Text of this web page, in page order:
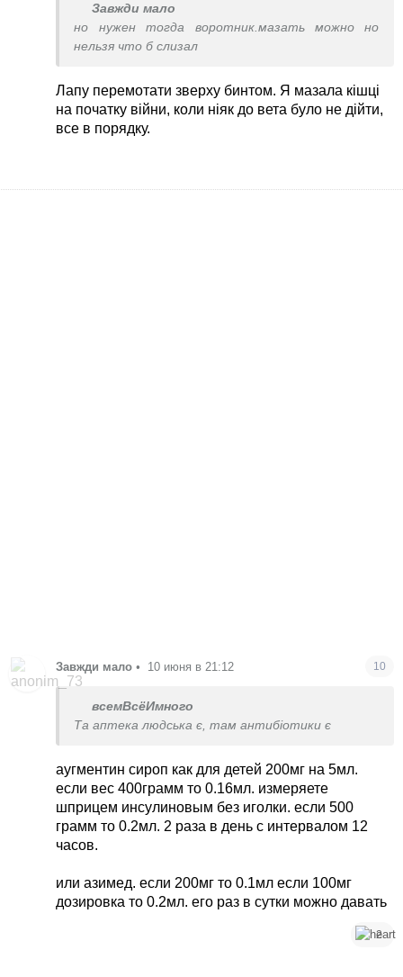
Завжди мало
но нужен тогда воротник.мазать можно но
нельзя что б слизал
Лапу перемотати зверху бинтом. Я мазала кішці
на початку війни, коли ніяк до вета було не дійти,
все в порядку.
Завжди мало • 10 июня в 21:12 10
всемВсёИмного
Та аптека людська є, там антибіотики є
аугментин сироп как для детей 200мг на 5мл.
если вес 400грамм то 0.16мл. измеряете
шприцем инсулиновым без иголки. если 500
грамм то 0.2мл. 2 раза в день с интервалом 12
часов.
или азимед. если 200мг то 0.1мл если 100мг
дозировка то 0.2мл. его раз в сутки можно давать
2